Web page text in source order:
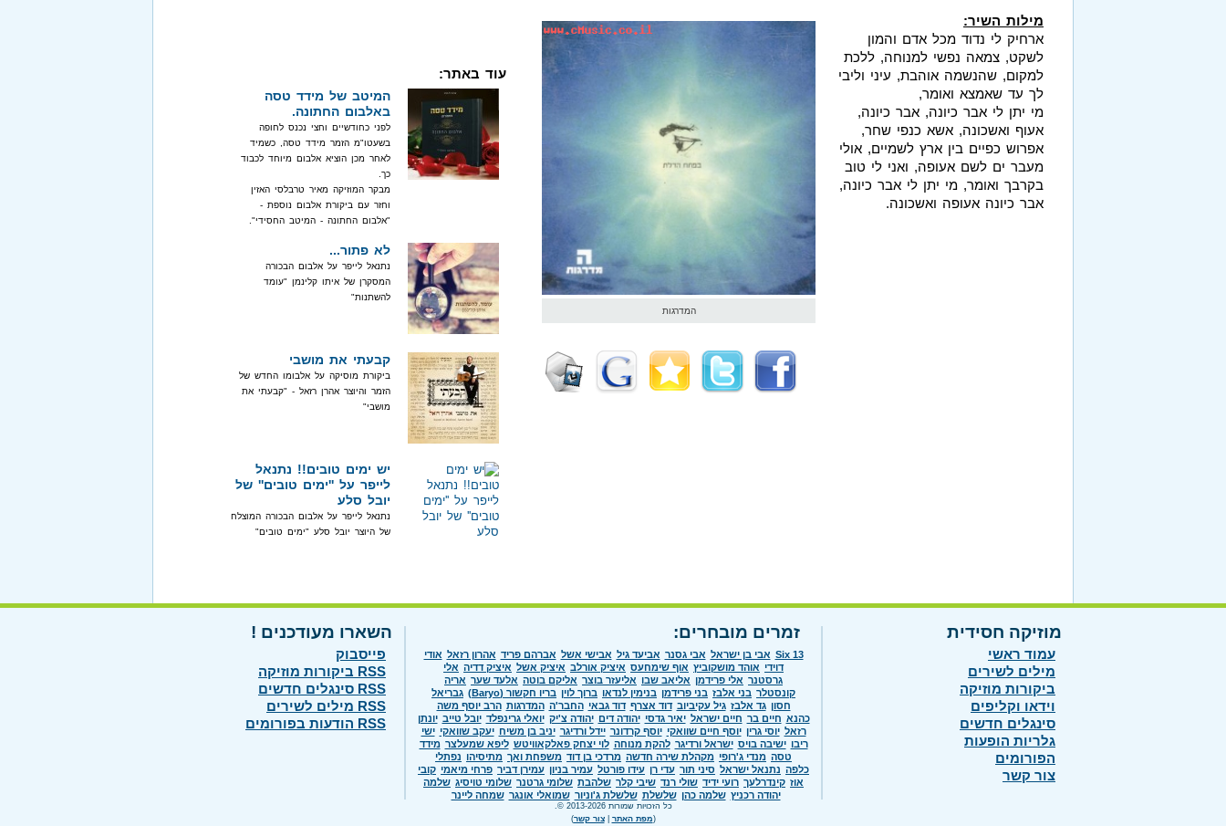
המדרגות
מילות השיר:
ארחיק לי נדוד מכל אדם והמון
לשקט, צמאה נפשי למנוחה, ללכת
למקום, שהנשמה אוהבת, עיני וליבי
לך עד שאמצא ואומר,
מי יתן לי אבר כיונה, אבר כיונה,
אעוף ואשכונה, אשא כנפי שחר,
אפרוש כפיים בין ארץ לשמיים, אולי
מעבר ים לשם אעופה, ואני לי טוב
בקרבך ואומר, מי יתן לי אבר כיונה,
אבר כיונה אעופה ואשכונה.
עוד באתר:
המיטב של מידד טסה
באלבום החתונה.
לפני כחודשיים וחצי נכנס לחופה
בשעטו"מ הזמר מידד טסה, כשמיד
לאחר מכן הוציא אלבום מיוחד לכבוד
כך.
מבקר המוזיקה מאיר טרבלסי האזין
וחזר עם ביקורת אלבום נוספת -
"אלבום החתונה - המיטב החסידי".
לא פתור...
נתנאל לייפר על אלבום הבכורה
המסקרן של איתו קלינמן "עומד
להשתנות"
קבעתי את מושבי
ביקורת מוסיקה על אלבומו החדש של
הזמר והיוצר אהרן רזאל - "קבעתי את
מושבי"
יש ימים טובים!! נתנאל
לייפר על ''ימים טובים'' של
יובל סלע
נתנאל לייפר על אלבום הבכורה המוצלח
של היוצר יובל סלע "ימים טובים"
מוזיקה חסידית
עמוד ראשי
מילים לשירים
ביקורות מוזיקה
וידאו וקליפים
סינגלים חדשים
גלריות הופעות
הפורומים
צור קשר
זמרים מובחרים:
Six 13 אבי בן ישראל אבי גסנר אביעד גיל אבישי אשל אברהם פריד אהרון רזאל אודי
דוידי אוהד מושקוביץ אוף שימחעס איציק אורלב איציק אשל איציק דדיה אלי
גרסטנר אלי פרידמן אליאב שבו אליעזר בוצר אליקם בוטה אלעד שער אריה
קונסטלר בני אלבז בני פרידמן בנימין לנדאו ברוך לוין בריו חקשור (Baryo)
גבריאל
חסון גד אלבז גיל עקיביוב דוד אצרף דוד גבאי החבר'ה המדרגות הרב יוסף משה
כהנא חיים בר חיים ישראל יאיר גדסי יהודה דים יהודה צ'יק יואלי גרינפלד יובל טייב יונתן
רזאל יוסי גרין יוסף חיים שוואקי יוסף קרדונר יידל ורדיגר יניב בן משיח יעקב שוואקי ישי
ריבו ישיבה בויס ישראל ורדיגר להקת מנוחה לוי יצחק פאלקאוויטש ליפא שמעלצר מידד
טסה מנדי ג'רופי מקהלת שירה חדשה מרדכי בן דוד משפחת ואך מתיסיהו נפתלי
כלפה נתנאל ישראל סיני תור עדי רן עידו פורטל עמיר בניון עמירן דביר פרחי מיאמי קובי
אוז קינדרלעך רועי ידיד שולי רנד שיבי קלר שלהבת שלומי גרטנר שלומי טויסיג שלמה
יהודה רכניץ שלמה כהן שלשלת שלשלת ג'וניור שמואלי אונגר שמחה ליינר
השארו מעודכנים !
פייסבוק
RSS ביקורות מוזיקה
RSS סינגלים חדשים
RSS מילים לשירים
RSS הודעות בפורומים
כל הזכויות שמורות 2013-2026 ©.
(מפת האתר |צור קשר)